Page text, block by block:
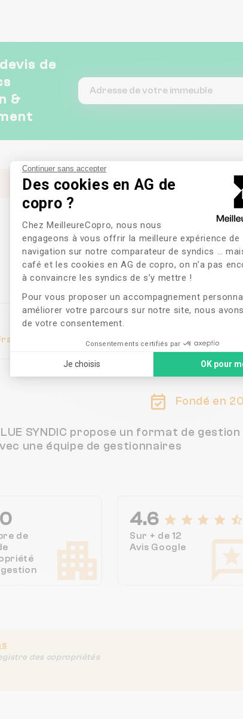
Continuer sans accepter
Des cookies en AG de
copro ?
Plateforme de Gestion du
Chez MeilleureCopro, nous nous
engageons à vous offrir la meilleure expérience de
navigation sur notre comparateur de syndics …
café et les cookies en AG de copro, on n’a pas
à convaincre les syndics de s’y mettre !
Pour vous proposer un accompagnement
améliorer votre parcours sur notre site, nous
de votre consentement.
Consentements certifiés par
Je choisis OK pour
Axeptio consent
de
&
Fondé en
SYNDIC propose un format de gestion
une équipe de gestionnaires
de
4.6
Sur + de 12
Avis Google
des copropriétés